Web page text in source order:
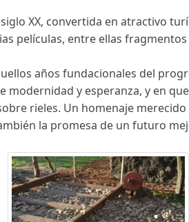
XX, convertida en atractivo
películas, entre ellas
años fundacionales del
y esperanza, y en
rieles. Un homenaje
la promesa de un futuro